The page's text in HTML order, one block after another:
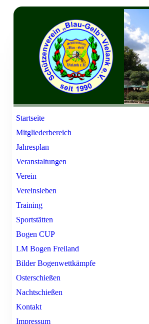
Startseite
Mitgliederbereich
Jahresplan
Veranstaltungen
Verein
Vereinsleben
Training
Sportstätten
Bogen CUP
LM Bogen Freiland
Bilder Bogenwettkämpfe
Osterschießen
Nachtschießen
Kontakt
Impressum